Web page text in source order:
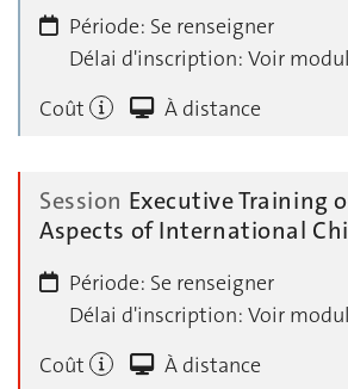
Période: Se renseigner
Délai d'inscription: Voir
Coût
À distance
Session Executive Training
Aspects of International
Période: Se renseigner
Délai d'inscription: Voir
Coût
À distance